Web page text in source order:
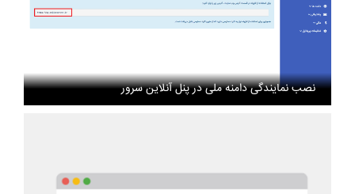
نصب نمایندگی دامنه ملی در پنل آنلاین سرور